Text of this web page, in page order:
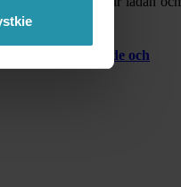
aktivitetsområde och